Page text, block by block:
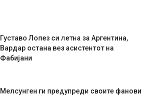
Густаво Лопез си летна за Аргентина,
Вардар остана вез асистентот на
Фабијани
Мелсунген ги предупреди своите фанови